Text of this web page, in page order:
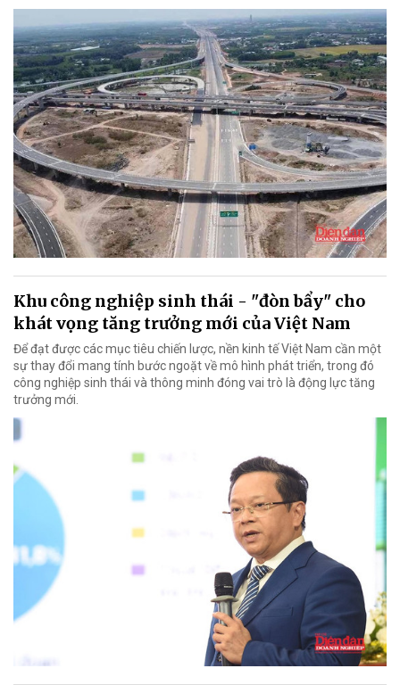
Khu công nghiệp sinh thái - "đòn bẩy" cho
khát vọng tăng trưởng mới của Việt Nam
Để đạt được các mục tiêu chiến lược, nền kinh tế Việt Nam cần một
sự thay đổi mang tính bước ngoặt về mô hình phát triển, trong đó
công nghiệp sinh thái và thông minh đóng vai trò là động lực tăng
trưởng mới.